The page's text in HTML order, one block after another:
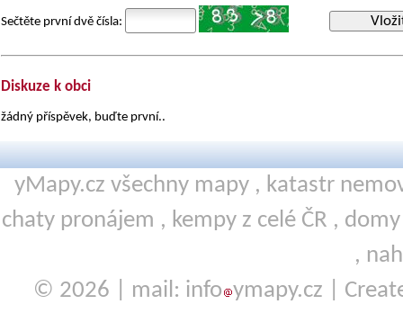
Sečtěte první dvě čísla:
Diskuze k obci
žádný příspěvek, buďte první..
yMapy.cz všechny mapy , katastr
chaty pronájem , kempy z celé ČR ,
,
© 2026 | mail: info ymapy.cz |